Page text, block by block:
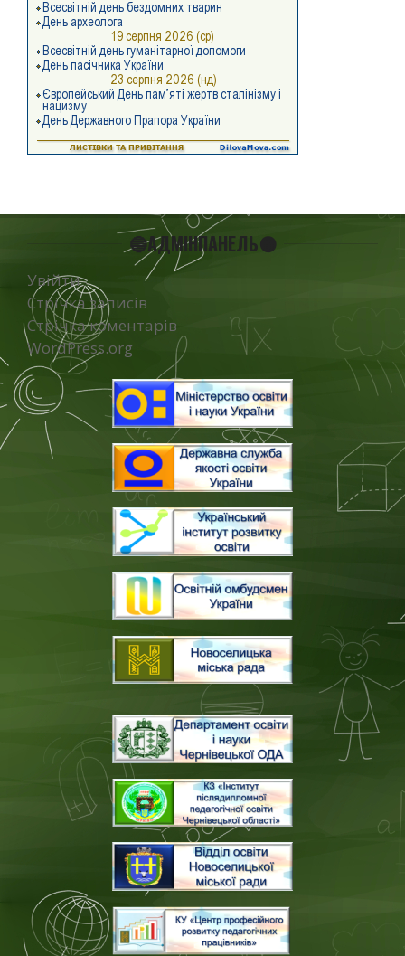
🔵АДМІНПАНЕЛЬ🟠
Увійти
Стрічка записів
Стрічка коментарів
WordPress.org